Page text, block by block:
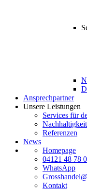
Ansprechpartner
Unsere Leistungen
Services für
Nachhaltigkeit
Referenzen
News
Homepage
04121 48 78 0
WhatsApp
Kontakt